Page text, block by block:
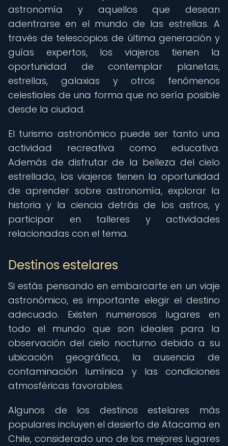
astronomía y aquellos que desean
adentrarse en el mundo de las estrellas. A
través de telescopios de última generación y
guías expertos, los viajeros tienen la
oportunidad de contemplar planetas,
estrellas, galaxias y otros fenómenos
celestiales de una forma que no sería posible
desde la ciudad.
El turismo astronómico puede ser tanto una
actividad recreativa como educativa.
Además de disfrutar de la belleza del cielo
estrellado, los viajeros tienen la oportunidad
de aprender sobre astronomía, explorar la
historia y la ciencia detrás de los astros, y
participar en talleres y actividades
relacionadas con el tema.
Destinos estelares
Si estás pensando en embarcarte en un viaje
astronómico, es importante elegir el destino
adecuado. Existen numerosos lugares en
todo el mundo que son ideales para la
observación del cielo nocturno debido a su
ubicación geográfica, la ausencia de
contaminación lumínica y las condiciones
atmosféricas favorables.
Algunos de los destinos estelares más
populares incluyen el desierto de Atacama en
Chile, considerado uno de los mejores lugares